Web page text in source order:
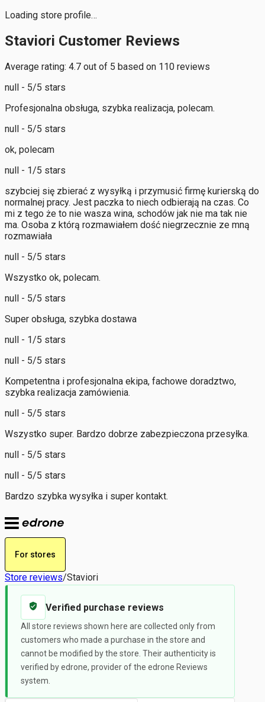
Loading store profile…
Staviori Customer Reviews
Average rating: 4.7 out of 5 based on 110 reviews
null - 5/5 stars
Profesjonalna obsługa, szybka realizacja, polecam.
null - 5/5 stars
ok, polecam
null - 1/5 stars
szybciej się zbierać z wysyłką i przymusić firmę kurierską do
normalnej pracy. Jest paczka to niech odbierają na czas. Co
mi z tego że to nie wasza wina, schodów jak nie ma tak nie
ma. Osoba z którą rozmawiałem dość niegrzecznie ze mną
rozmawiała
null - 5/5 stars
Wszystko ok, polecam.
null - 5/5 stars
Super obsługa, szybka dostawa
null - 1/5 stars
null - 5/5 stars
Kompetentna i profesjonalna ekipa, fachowe doradztwo,
szybka realizacja zamówienia.
null - 5/5 stars
Wszystko super. Bardzo dobrze zabezpieczona przesyłka.
null - 5/5 stars
null - 5/5 stars
Bardzo szybka wysyłka i super kontakt.
For stores
Store reviews/Staviori
Verified purchase reviews
All store reviews shown here are collected only from
customers who made a purchase in the store and
cannot be modified by the store. Their authenticity is
verified by edrone, provider of the edrone Reviews
system.